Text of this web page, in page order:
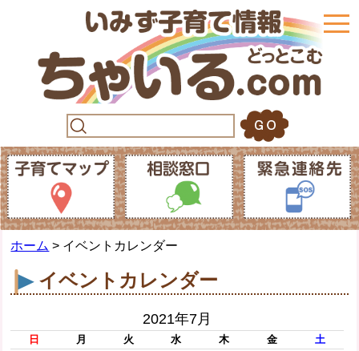
ホーム > イベントカレンダー
イベントカレンダー
2021年7月
日 月 火 水 木 金
土